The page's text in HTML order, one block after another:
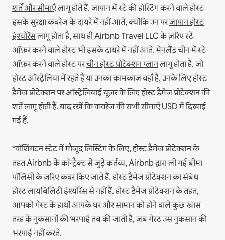
शर्तें और सीमाएँलागू होते हैं.जापान में स्टे की होस्टिंग करने वाले होस्ट
इसके सुरक्षा कवरेज के दायरे में नहीं आते, क्योंकि उन परजापान होस्ट
इंश्योरेंसलागू होता है, साथ ही Airbnb Travel LLC के ज़रिए स्टे
ऑफ़र करने वाले होस्ट भी इसके दायरे में नहीं आते.मेनलैंड चीन में स्टे
ऑफ़र करने वाले होस्ट परचीन होस्ट प्रोटेक्शन प्लानलागू होता है.जो
होस्ट ऑस्ट्रेलिया में रहते हैं या उनका कामकाज वहाँ है, उनके लिए होस्ट
डैमेज प्रोटेक्शन परऑस्ट्रेलियाई यूज़र के लिए होस्ट डैमेज प्रोटेक्शन की
शर्तेंलागू होती हैं. याद रखें कि कवरेज की सभी सीमाएँ USD में दिखाई
गई हैं.
*वॉशिंगटन स्टेट में मौजूद लिस्टिंग के लिए, होस्ट डैमेज प्रोटेक्शन के
तहत Airbnb के कॉन्ट्रैक्ट से जुड़े कर्तव्य, Airbnb द्वारा ली गई बीमा
पॉलिसी के ज़रिए कवर किए जाते हैं. होस्ट डैमेज प्रोटेक्शन का संबंध
होस्ट लायबिलिटी इंश्योरेंस से नहीं हैं. होस्ट डैमेज प्रोटेक्शन के तहत,
आपको गेस्ट के हाथों आपके घर और सामान को होने वाले कुछ खास
तरह के नुकसानों की भरपाई तब की जाती है, जब गेस्ट उस नुकसान की
भरपाई नहीं करते.